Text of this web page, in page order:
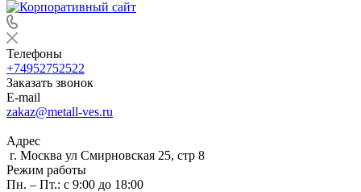
Телефоны
+74952752522
Заказать звонок
E-mail
zakaz@metall-ves.ru
Адрес
г. Москва ул Смирновская 25, стр 8
Режим работы
Пн. – Пт.: с 9:00 до 18:00